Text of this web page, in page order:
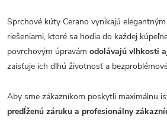
Sprchové kúty Cerano vynikajú
riešeniami, ktoré sa hodia do každej
povrchovým úpravám odolávajú vlhkosti
zaisťuje ich dlhú životnosť a
Aby sme zákazníkom poskytli maximálnu
predĺženú záruku a profesionálny